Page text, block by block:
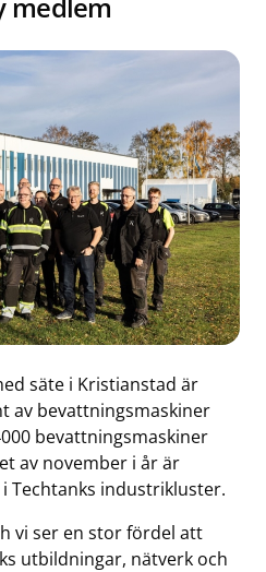
säte i Kristianstad är
av bevattningsmaskiner
bevattningsmaskiner
av november i år är
Techtanks industrikluster.
vi ser en stor fördel att
utbildningar, nätverk och